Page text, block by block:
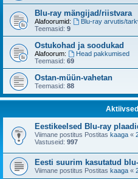
Blu-ray mängijad/riistvara
Alafoorumid: Blu-ray arvutis/
Teemasid: 9
Ostukohad ja soodukad
Alafoorum:
Head pakkumised
Teemasid: 69
Ostan-müün-vahetan
Teemasid: 88
Eestikeelsed Blu-ray
Viimane postitus Postitas kaaga «
Vastuseid: 997
Eesti suurim kasutatud
Viimane postitus Postitas kaaga «